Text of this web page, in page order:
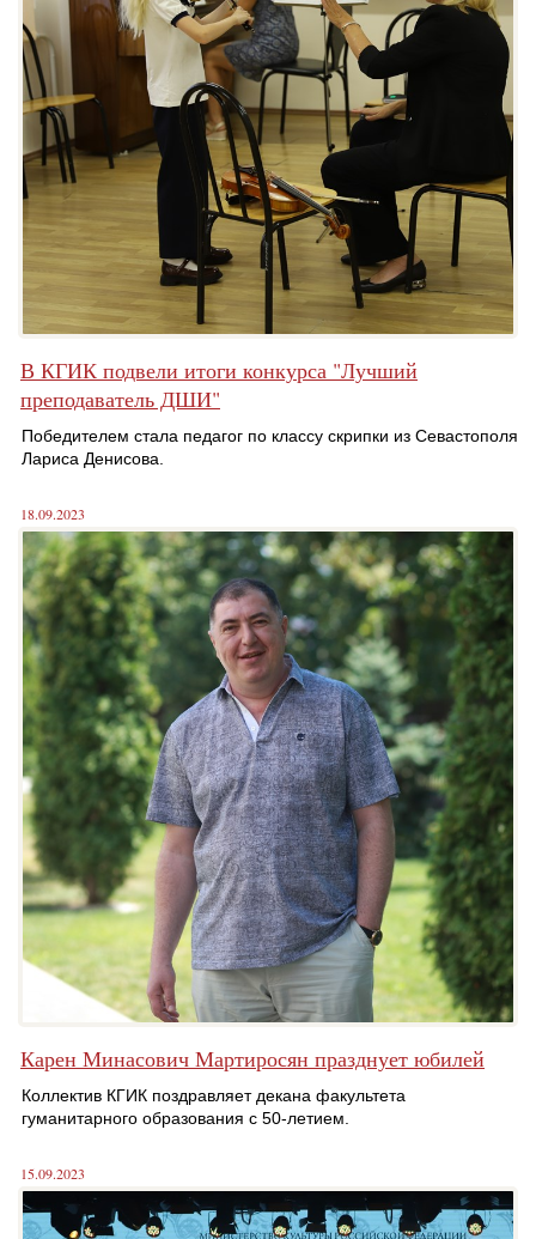
В КГИК подвели итоги конкурса "Лучший
преподаватель ДШИ"
Победителем стала педагог по классу скрипки из Севастополя
Лариса Денисова.
18.09.2023
Карен Минасович Мартиросян празднует юбилей
Коллектив КГИК поздравляет декана факультета
гуманитарного образования с 50-летием.
15.09.2023